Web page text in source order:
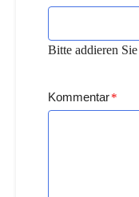
Bitte addieren
Kommentar*